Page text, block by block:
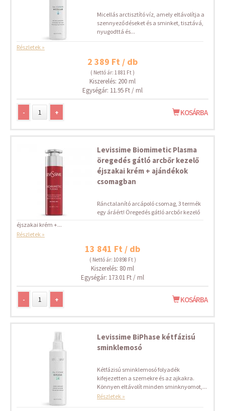
Micellás arctisztító víz, amely eltávolítja a
szennyeződéseket és a sminket, tisztává,
nyugodttá és...
Részletek »
2 389 Ft / db
( Nettó ár: 1 881 Ft )
Kiszerelés: 200 ml
Egységár: 11.95 Ft / ml
- + KOSÁRBA
Levissime Biomimetic Plasma
öregedés gátló arcbőr kezelő
éjszakai krém + ajándékok
csomagban
Ránctalanító arcápoló csomag, 3 termék
egy áráért! Öregedés gátló arcbőr kezelő
éjszakai krém +...
Részletek »
13 841 Ft / db
( Nettó ár: 10 898 Ft )
Kiszerelés: 80 ml
Egységár: 173.01 Ft / ml
- + KOSÁRBA
Levissime BiPhase kétfázisú
sminklemosó
Kétfázisú sminklemosó folyadék
kifejezetten a szemekre és az ajkakra.
Könnyen eltávolít minden sminknyomot,...
Részletek »